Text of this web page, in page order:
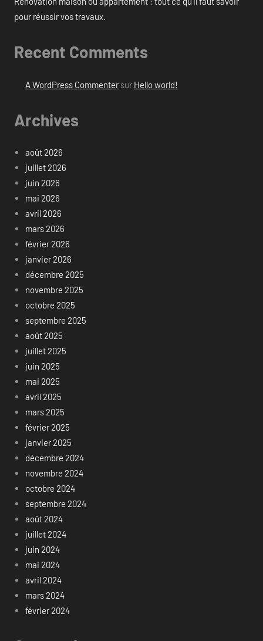
pour réussir vos travaux.
Recent Comments
A WordPress Commentersur Hello world!
Archives
août 2026
juillet 2026
juin 2026
mai 2026
avril 2026
mars 2026
février 2026
janvier 2026
décembre 2025
novembre 2025
octobre 2025
septembre 2025
août 2025
juillet 2025
juin 2025
mai 2025
avril 2025
mars 2025
février 2025
janvier 2025
décembre 2024
novembre 2024
octobre 2024
septembre 2024
août 2024
juillet 2024
juin 2024
mai 2024
avril 2024
mars 2024
février 2024